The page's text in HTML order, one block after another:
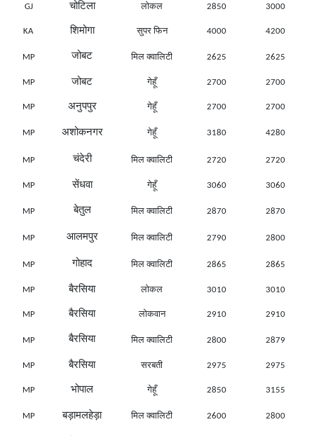
GJ चोटिला लोकल 2850 3000
KA शिमोगा सुपर फिन 4000 4200
MP जोबट मिल क्वालिटी 2625 2625
MP जोबट गेहूँ 2700 2700
MP अनुपपुर गेहूँ 2700 2700
MP अशोकनगर गेहूँ 3180 4280
MP चंदेरी मिल क्वालिटी 2720 2720
MP सेंधवा गेहूँ 3060 3060
MP बेतुल मिल क्वालिटी 2870 2870
MP आलमपुर मिल क्वालिटी 2790 2800
MP गोहाद मिल क्वालिटी 2865 2865
MP बैरसिया लोकल 3010 3010
MP बैरसिया लोकवान 2910 2910
MP बैरसिया मिल क्वालिटी 2800 2879
MP बैरसिया सरबती 2975 2975
MP भोपाल गेहूँ 2850 3155
MP बड़ामलहेड़ा मिल क्वालिटी 2600 2800